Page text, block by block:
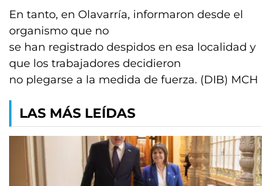
En tanto, en Olavarría, informaron desde el
organismo que no
se han registrado despidos en esa localidad y
que los trabajadores decidieron
no plegarse a la medida de fuerza. (DIB) MCH
LAS MÁS LEÍDAS